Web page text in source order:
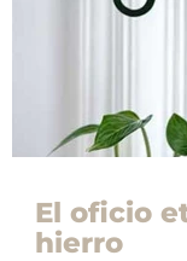
El oficio
hierro